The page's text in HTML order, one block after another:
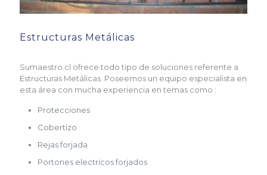
Estructuras Metálicas
Sumaestro.cl ofrece todo tipo de soluciones referente a
Estructuras Metálicas. Poseemos un equipo especialista en
esta área con mucha experiencia en temas como :
Protecciones
Cobertizo
Rejas forjada
Portones electricos forjados